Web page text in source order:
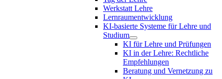
Werkstatt Lehre
Lernraumentwicklung
KI-basierte Systeme für Lehre und
Studium
KI für Lehre und Prüfungen
KI in der Lehre: Rechtliche
Empfehlungen
Beratung und Vernetzung zu